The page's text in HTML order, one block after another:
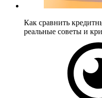
Как сравнить
реальные советы и